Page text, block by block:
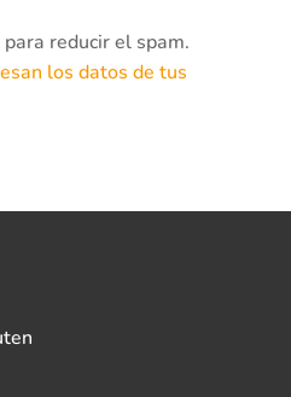
reducir el spam.
los datos de tus